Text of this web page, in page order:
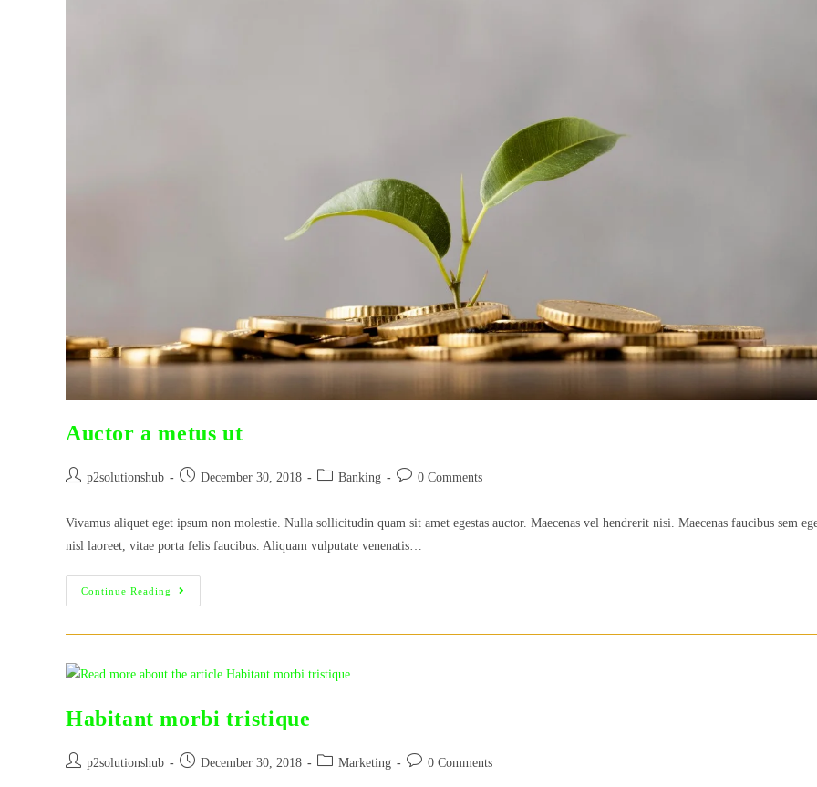
Auctor a metus ut
Post p2solutionshub
Post December 30, 2018
Post Banking
Post 0 Comments
Vivamus aliquet eget ipsum non molestie. Nulla sollicitudin quam sit amet egestas auctor. Maecenas vel hendrerit nisi. Maecenas faucibus sem
nisl laoreet, vitae porta felis faucibus. Aliquam vulputate venenatis…
Continue Reading
Auctor
A
Habitant morbi tristique
Post p2solutionshub
Post December 30, 2018
Post Marketing
Post 0 Comments